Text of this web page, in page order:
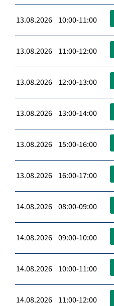
13.08.2026 10:00-11:00
13.08.2026 11:00-12:00
13.08.2026 12:00-13:00
13.08.2026 13:00-14:00
13.08.2026 15:00-16:00
13.08.2026 16:00-17:00
14.08.2026 08:00-09:00
14.08.2026 09:00-10:00
14.08.2026 10:00-11:00
14.08.2026 11:00-12:00